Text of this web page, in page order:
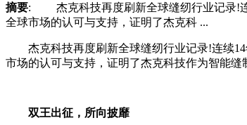
摘要: 杰克科技再度刷新全球缝纫行业记录!连
全球市场的认可与支持，证明了杰克科 ...
杰克科技再度刷新全球缝纫行业记录!连续14
市场的认可与支持，证明了杰克科技作为智能缝
双王出征，所向披靡